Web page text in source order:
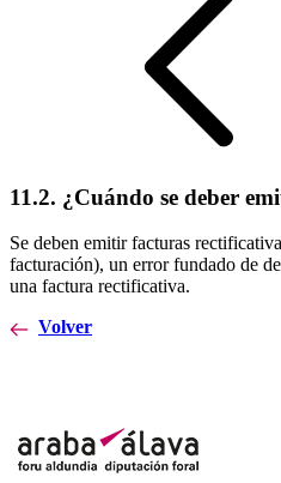
11.2. ¿Cuándo se deber
Se deben emitir facturas
facturación), un error fundado de
una factura rectificativa.
Volver